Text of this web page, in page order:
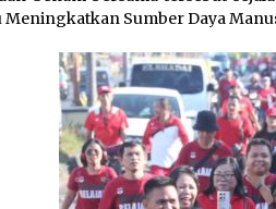
Meningkatkan Sumber Daya